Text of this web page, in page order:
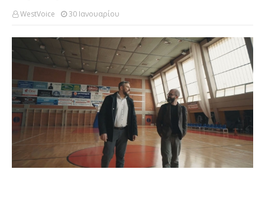
WestVoice 30 Ιανουαρίου